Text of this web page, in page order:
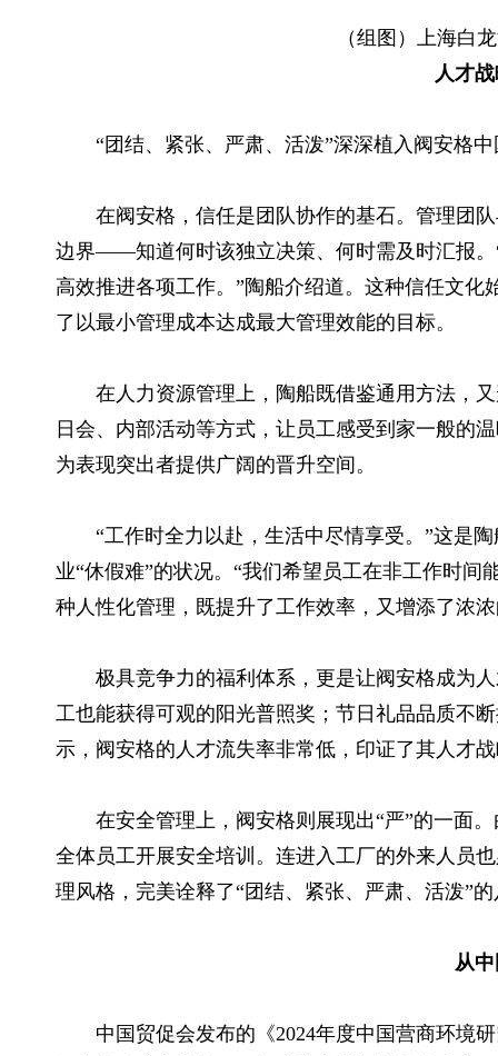
（组图）上海白
人才
“团结、紧张、严肃、活泼”深深植入阀安格
在阀安格，信任是团队协作的基石。管理团
边界——知道何时该独立决策、何时需及时汇报
高效推进各项工作。”陶船介绍道。这种信任文
了以最小管理成本达成最大管理效能的目标。
在人力资源管理上，陶船既借鉴通用方法，
日会、内部活动等方式，让员工感受到家一般的
为表现突出者提供广阔的晋升空间。
“工作时全力以赴，生活中尽情享受。”这是
业“休假难”的状况。“我们希望员工在非工作时
种人性化管理，既提升了工作效率，又增添了浓
极具竞争力的福利体系，更是让阀安格成为
工也能获得可观的阳光普照奖；节日礼品品质不
示，阀安格的人才流失率非常低，印证了其人才
在安全管理上，阀安格则展现出“严”的一面
全体员工开展安全培训。连进入工厂的外来人员
理风格，完美诠释了“团结、紧张、严肃、活泼”
从
中国贸促会发布的《2024年度中国营商环境